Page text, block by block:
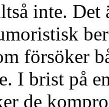
inte.
försöker
I brist på
de